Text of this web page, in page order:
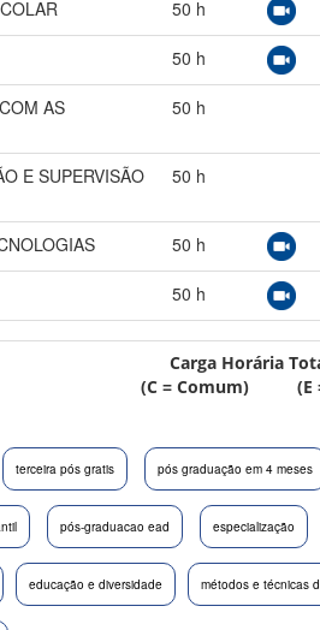
50 h
50 h
AS
50 h
E SUPERVISÃO
50 h
50 h
50 h
Carga Horária
(C = Comum) (E =
terceira pós gratis pós graduação em 4 meses
pós-graduacao ead especialização
educação e diversidade métodos e técnicas